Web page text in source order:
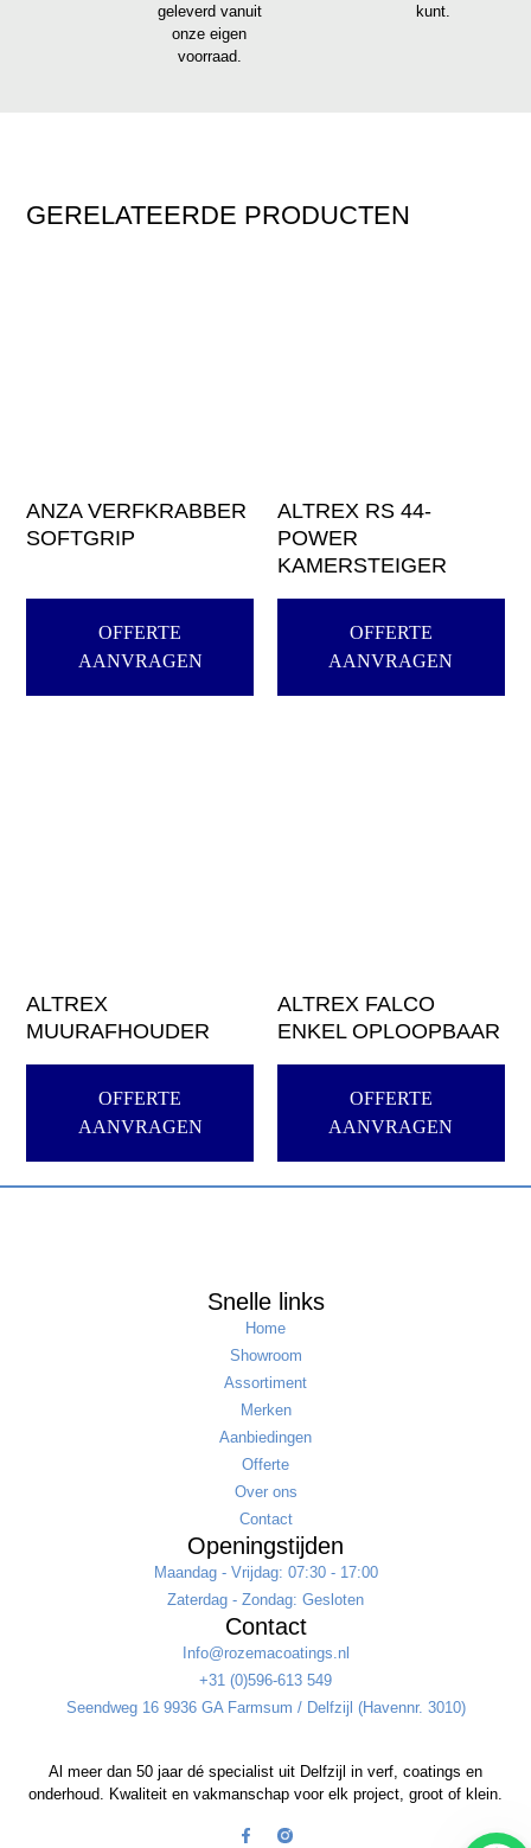
geleverd vanuit
onze eigen
voorraad.
kunt.
GERELATEERDE PRODUCTEN
ANZA VERFKRABBER
SOFTGRIP
OFFERTE
AANVRAGEN
ALTREX RS 44-
POWER
KAMERSTEIGER
OFFERTE
AANVRAGEN
ALTREX
MUURAFHOUDER
OFFERTE
AANVRAGEN
ALTREX FALCO
ENKEL OPLOOPBAAR
OFFERTE
AANVRAGEN
Al meer dan 50 jaar dé specialist uit Delfzijl in verf, coatings en
onderhoud. Kwaliteit en vakmanschap voor elk project, groot of klein.
Snelle links
Home
Showroom
Assortiment
Merken
Aanbiedingen
Offerte
Over ons
Contact
Openingstijden
Maandag - Vrijdag: 07:30 - 17:00
Zaterdag - Zondag: Gesloten
Contact
Info@rozemacoatings.nl
+31 (0)596-613 549
Seendweg 16 9936 GA Farmsum / Delfzijl (Havennr. 3010)